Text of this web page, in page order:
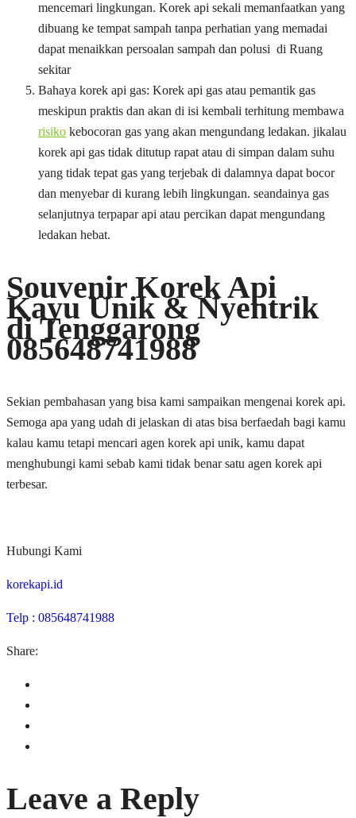
mencemari lingkungan. Korek api sekali memanfaatkan yang
dibuang ke tempat sampah tanpa perhatian yang memadai
dapat menaikkan persoalan sampah dan polusi di Ruang
sekitar
Bahaya korek api gas: Korek api gas atau pemantik gas
meskipun praktis dan akan di isi kembali terhitung membawa
risiko kebocoran gas yang akan mengundang ledakan. jikalau
korek api gas tidak ditutup rapat atau di simpan dalam suhu
yang tidak tepat gas yang terjebak di dalamnya dapat bocor
dan menyebar di kurang lebih lingkungan. seandainya gas
selanjutnya terpapar api atau percikan dapat mengundang
ledakan hebat.
Souvenir Korek Api
Kayu Unik & Nyentrik
di Tenggarong
085648741988
Sekian pembahasan yang bisa kami sampaikan mengenai korek api.
Semoga apa yang udah di jelaskan di atas bisa berfaedah bagi kamu
kalau kamu tetapi mencari agen korek api unik, kamu dapat
menghubungi kami sebab kami tidak benar satu agen korek api
terbesar.
Hubungi Kami
korekapi.id
Telp : 085648741988
Share:
Leave a Reply